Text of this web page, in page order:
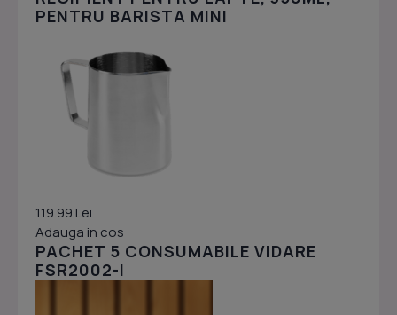
PENTRU BARISTA MINI
119.99 Lei
Adauga in cos
PACHET 5 CONSUMABILE VIDARE
FSR2002-I